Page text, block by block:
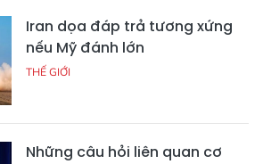
Iran dọa đáp trả tương xứng
nếu Mỹ đánh lớn
THẾ GIỚI
Những câu hỏi liên quan cơ